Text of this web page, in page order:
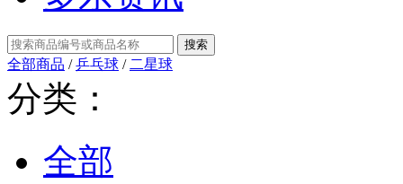
全部商品 /乒乓球 / 二星球
分类：
全部